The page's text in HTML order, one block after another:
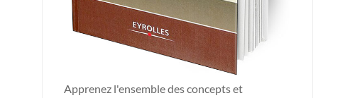
Apprenez l'ensemble des concepts et